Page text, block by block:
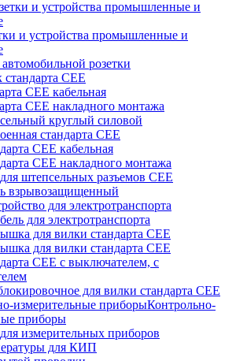
и устройства промышленные и
розетки
стандарта CEE
CEE кабельная
CEE накладного монтажа
круглый силовой
стандарта CEE
СЕЕ кабельная
СЕЕ накладного монтажа
штепсельных разъемов CEE
взрывозащищенный
для электротранспорта
для электротранспорта
для вилки стандарта CEE
для вилки стандарта CEE
СЕЕ с выключателем, с
для вилки стандарта CEE
Контрольно-
приборы
измерительных приборов
для КИП